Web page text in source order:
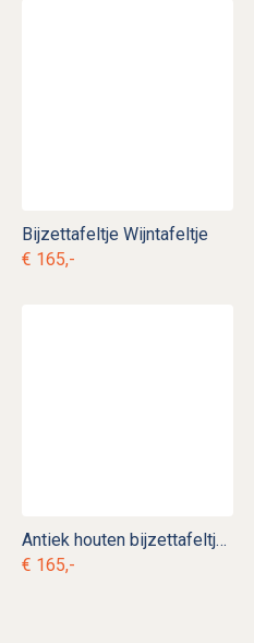
Bijzettafeltje Wijntafeltje
€ 165,-
Antiek houten bijzettafeltje wijntafeltje
€ 165,-